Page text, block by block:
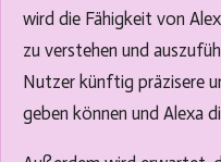
wird die Fähigkeit von
zu verstehen und
Nutzer künftig präzisere
geben können und Alexa